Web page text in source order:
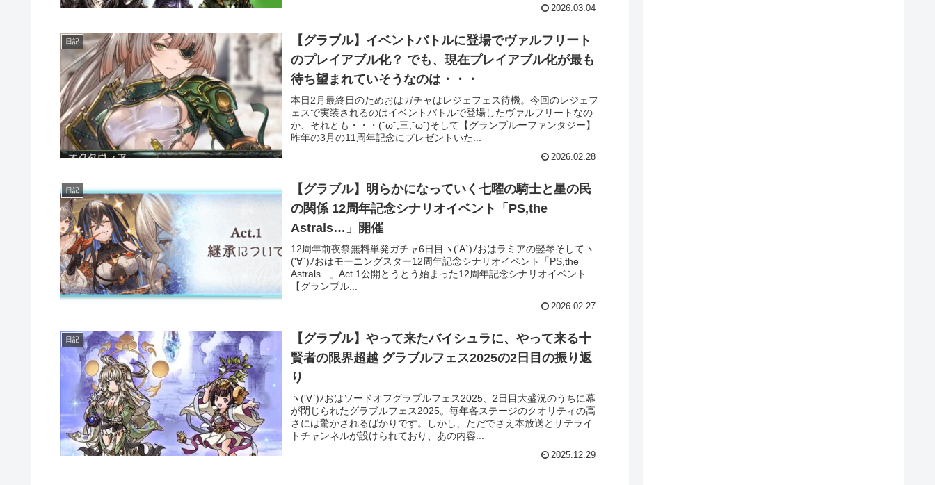
2026.03.04
日記
【グラブル】イベントバトルに登場でヴァルフリート
のプレイアブル化？ でも、現在プレイアブル化が最も
待ち望まれていそうなのは・・・
本日2月最終日のためおはガチャはレジェフェス待機。今回のレジェフ
ェスで実装されるのはイベントバトルで登場したヴァルフリートなの
か、それとも・・・(˘ω˘;三;˘ω˘)そして【グランブルーファンタジー】
昨年の3月の11周年記念にプレゼントいた...
2026.02.28
日記
【グラブル】明らかになっていく七曜の騎士と星の民
の関係 12周年記念シナリオイベント「PS,the
Astrals…」開催
12周年前夜祭無料単発ガチャ6日目ヽ('A`)ﾉおはラミアの竪琴そしてヽ
('∀`)ﾉおはモーニングスター12周年記念シナリオイベント「PS,the
Astrals...」Act.1公開とうとう始まった12周年記念シナリオイベント
【グランブル...
2026.02.27
日記
【グラブル】やって来たバイシュラに、やって来る十
賢者の限界超越 グラブルフェス2025の2日目の振り返
り
ヽ('∀`)ﾉおはソードオフグラブルフェス2025、2日目大盛況のうちに幕
が閉じられたグラブルフェス2025。毎年各ステージのクオリティの高
さには驚かされるばかりです。しかし、ただでさえ本放送とサテライ
トチャンネルが設けられており、あの内容...
2025.12.29